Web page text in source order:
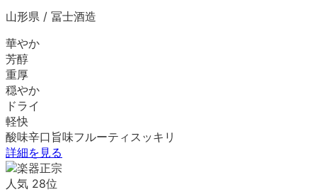
山形県 / 冨士酒造
華やか
芳醇
重厚
穏やか
ドライ
軽快
酸味辛口 旨味フルーティ スッキリ
詳細を見る
人気 28位